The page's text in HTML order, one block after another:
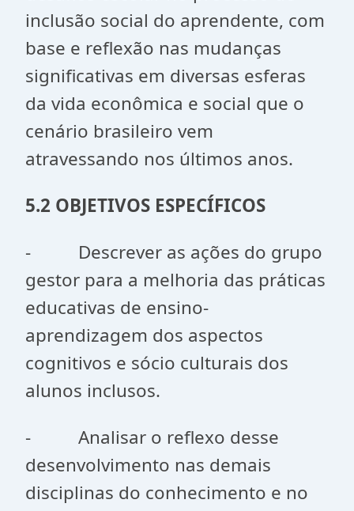
inclusão social do aprendente, com
base e reflexão nas mudanças
significativas em diversas esferas
da vida econômica e social que o
cenário brasileiro vem
atravessando nos últimos anos.
5.2 OBJETIVOS ESPECÍFICOS
- Descrever as ações do grupo
gestor para a melhoria das práticas
educativas de ensino-
aprendizagem dos aspectos
cognitivos e sócio culturais dos
alunos inclusos.
- Analisar o reflexo desse
desenvolvimento nas demais
disciplinas do conhecimento e no